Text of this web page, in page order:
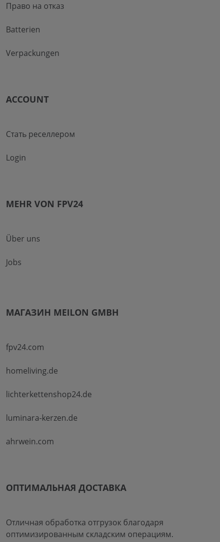
Право на отказ
Batterien
Verpackungen
ACCOUNT
Стать реселлером
Login
MEHR VON FPV24
Über uns
Jobs
МАГАЗИН MEILON GMBH
fpv24.com
homeliving.de
lichterkettenshop24.de
luminara-kerzen.de
ahrwein.com
ОПТИМАЛЬНАЯ ДОСТАВКА
Отличная обработка отгрузок благодаря
оптимизированным складским операциям.